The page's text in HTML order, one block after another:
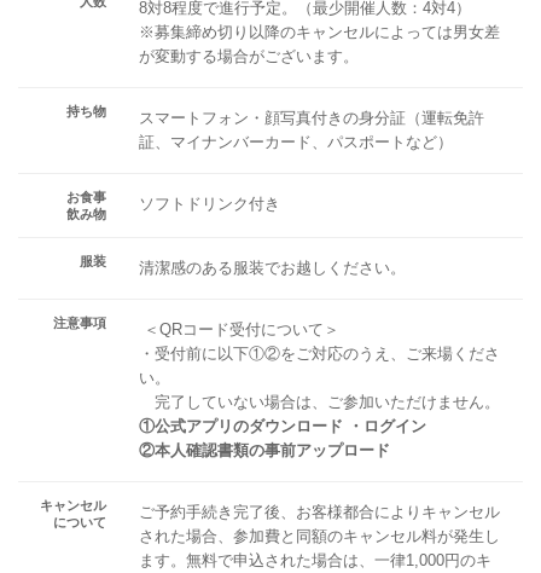
8対8程度で進行予定。（最少開催人数：4対4）
※募集締め切り以降のキャンセルによっては男女差
が変動する場合がございます。
持ち物
スマートフォン・顔写真付きの身分証（運転免許
証、マイナンバーカード、パスポートなど）
お食事
飲み物
ソフトドリンク付き
服装 清潔感のある服装でお越しください。
注意事項
＜QRコード受付について＞
・受付前に以下①②をご対応のうえ、ご来場くださ
い。
完了していない場合は、ご参加いただけません。
①公式アプリのダウンロード ・ログイン
②本人確認書類の事前アップロード
キャンセル
について
ご予約手続き完了後、お客様都合によりキャンセル
された場合、参加費と同額のキャンセル料が発生し
ます。無料で申込された場合は、一律1,000円のキ